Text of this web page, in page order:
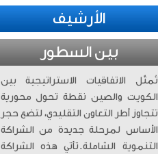
الأرشيف
بين السطور
تُمثّل الاتفاقيات الاستراتيجية بين
الكويت والصين نقطة تحول محورية
تتجاوز أطر التعاون التقليدي، لتضع حجر
الأساس لمرحلة جديدة من الشراكة
التنموية الشاملة. ​تأتي هذه الشراكة